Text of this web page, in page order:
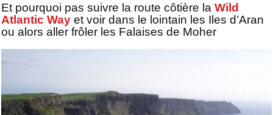
Et pourquoi pas suivre la route côtière la Wild
Atlantic Way et voir dans le lointain les Iles d’Aran
ou alors aller frôler les Falaises de Moher